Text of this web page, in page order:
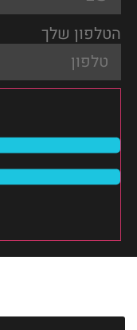
הטלפון שלך